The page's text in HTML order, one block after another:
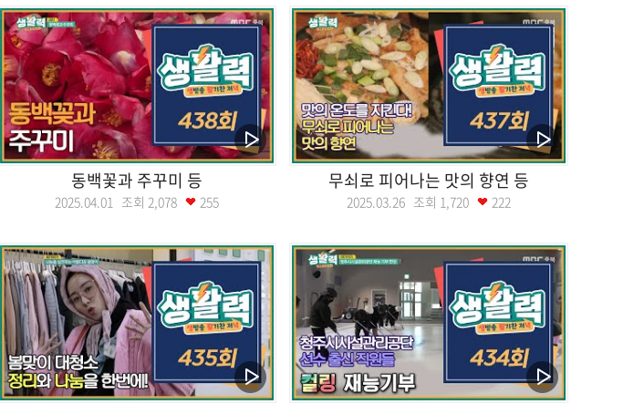
동백꽃과 주꾸미 등
2025.04.01 조회 2,078 255
무쇠로 피어나는 맛의 향연 등
2025.03.26 조회 1,720 222